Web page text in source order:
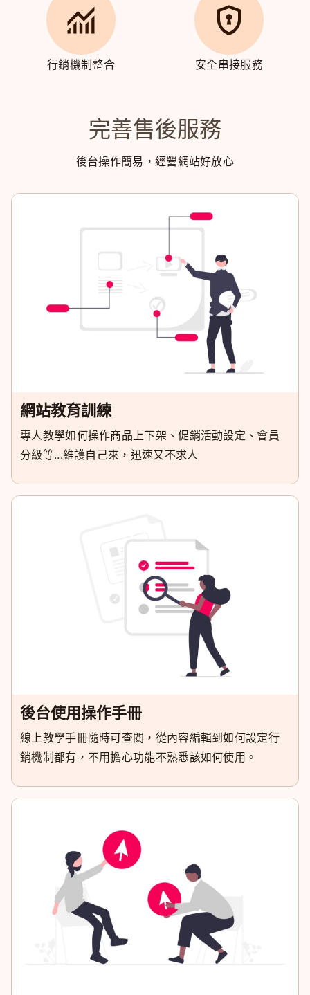
行銷機制整合 安全串接服務
完善售後服務
後台操作簡易，經營網站好放心
網站教育訓練
專人教學如何操作商品上下架、促銷活動設定、會員
分級等...維護自己來，迅速又不求人
後台使用操作手冊
線上教學手冊隨時可查閱，從內容編輯到如何設定行
銷機制都有，不用擔心功能不熟悉該如何使用。